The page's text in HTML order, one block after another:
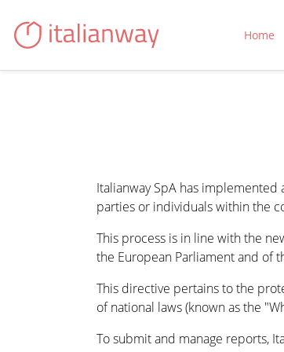
Home
Italianway SpA has
parties or individuals within the
This process is in line with the
the European Parliament and of
This directive pertains to the
of national laws (known as the
To submit and manage reports,